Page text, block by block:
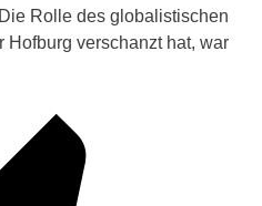
Rolle des globalistischen
Hofburg verschanzt hat, war